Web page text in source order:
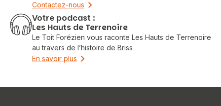
Contactez-nous
Votre podcast :
Les Hauts de Terrenoire
Le Toit Forézien vous raconte Les Hauts de Terrenoire
au travers de l’histoire de Briss
En savoir plus